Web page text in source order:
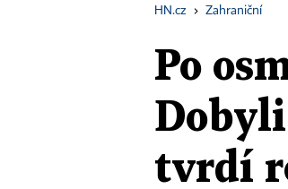
HN.cz › Zahraniční
Po
tvrdí